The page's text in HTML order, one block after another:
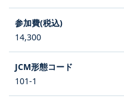
14,300
101-1